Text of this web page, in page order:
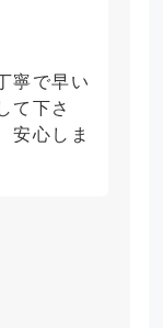
寧で早い
て下さ
安心しま